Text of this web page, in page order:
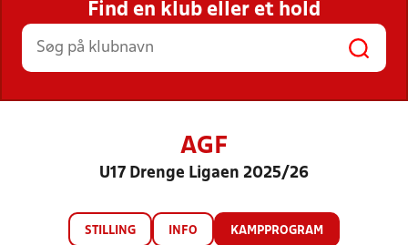
STILLINGER, RESULTATER, KLUBBER OG
HOLD
Find en klub eller et hold
AGF
U17 Drenge Ligaen 2025/26
STILLING INFO KAMPPROGRAM